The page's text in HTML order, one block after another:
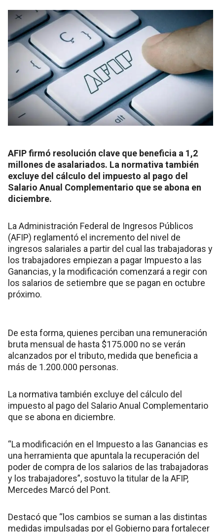
AFIP firmó resolución clave que beneficia a 1,2
millones de asalariados. La normativa también
excluye del cálculo del impuesto al pago del
Salario Anual Complementario que se abona en
diciembre.
La Administración Federal de Ingresos Públicos
(AFIP) reglamentó el incremento del nivel de
ingresos salariales a partir del cual las trabajadoras y
los trabajadores empiezan a pagar Impuesto a las
Ganancias, y la modificación comenzará a regir con
los salarios de setiembre que se pagan en octubre
próximo.
De esta forma, quienes perciban una remuneración
bruta mensual de hasta $175.000 no se verán
alcanzados por el tributo, medida que beneficia a
más de 1.200.000 personas.
La normativa también excluye del cálculo del
impuesto al pago del Salario Anual Complementario
que se abona en diciembre.
“La modificación en el Impuesto a las Ganancias es
una herramienta que apuntala la recuperación del
poder de compra de los salarios de las trabajadoras
y los trabajadores”, sostuvo la titular de la AFIP,
Mercedes Marcó del Pont.
Destacó que “los cambios se suman a las distintas
medidas impulsadas por el Gobierno para fortalecer